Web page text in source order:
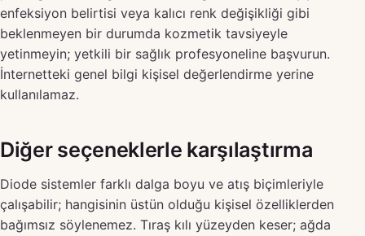
enfeksiyon belirtisi veya kalıcı renk değişikliği gibi
beklenmeyen bir durumda kozmetik tavsiyeyle
yetinmeyin; yetkili bir sağlık profesyoneline başvurun.
İnternetteki genel bilgi kişisel değerlendirme yerine
kullanılamaz.
Diğer seçeneklerle karşılaştırma
Diode sistemler farklı dalga boyu ve atış biçimleriyle
çalışabilir; hangisinin üstün olduğu kişisel özelliklerden
bağımsız söylenemez. Tıraş kılı yüzeyden keser; ağda